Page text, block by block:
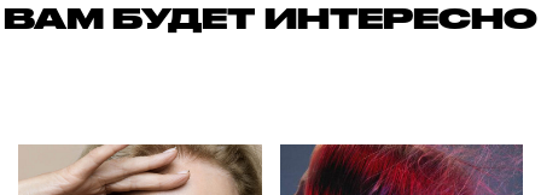
ВАМ БУДЕТ ИНТЕРЕСНО